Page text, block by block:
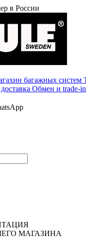
в России
Обмен и trade-in
МАГАЗИНА